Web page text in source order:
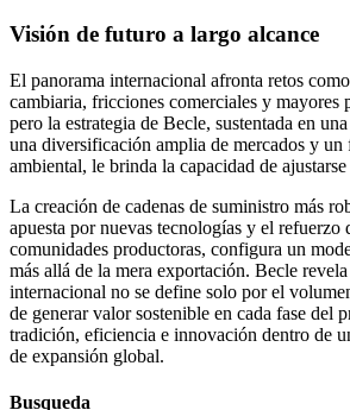
Visión de futuro a largo alcance
El panorama internacional afronta retos
cambiaria, fricciones comerciales y mayores
pero la estrategia de Becle, sustentada en
una diversificación amplia de mercados y
ambiental, le brinda la capacidad de
La creación de cadenas de suministro más
apuesta por nuevas tecnologías y el refuerzo
comunidades productoras, configura un
más allá de la mera exportación. Becle
internacional no se define solo por el
de generar valor sostenible en cada fase del
tradición, eficiencia e innovación dentro de
de expansión global.
Busqueda